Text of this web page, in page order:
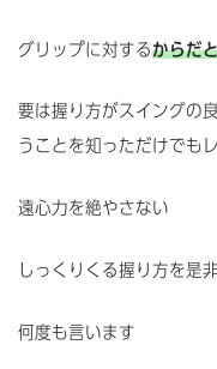
グリップに対するからだ
要は握り方がスイングの
うことを知っただけでも
遠心力を絶やさない
しっくりくる握り方を是
何度も言います